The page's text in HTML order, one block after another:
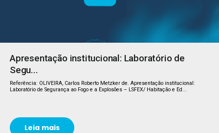
Apresentação institucional: Laboratório de
Segu...
Referência: OLIVEIRA, Carlos Roberto Metzker de. Apresentação institucional:
Laboratório de Segurança ao Fogo e a Explosões – LSFEX/ Habitação e Ed...
Leia mais